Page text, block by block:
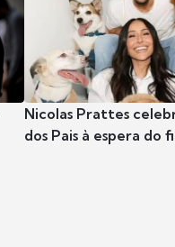
Nicolas Prattes
dos Pais à espera do